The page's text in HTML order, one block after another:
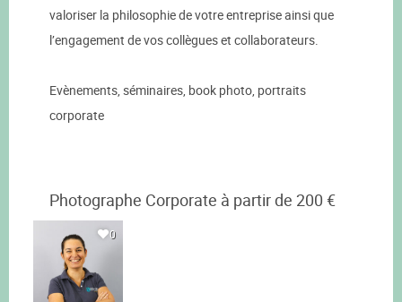
valoriser la philosophie de votre entreprise ainsi que
l’engagement de vos collègues et collaborateurs.
Evènements, séminaires, book photo, portraits
corporate
Photographe Corporate à partir de 200 €
0